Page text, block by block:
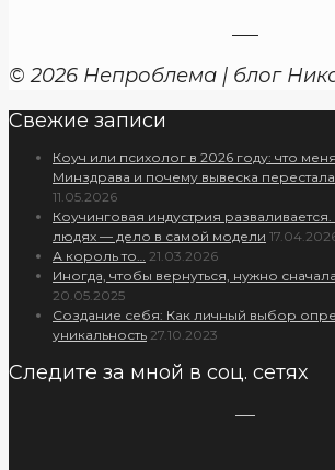
© 2026 Непроблема | блог
Свежие записи
Коуч или психолог в 2026 году: что
Минздрава и почему вывеска перестала
11.05.2026
Коучинговая индустрия
людях — дело в самой модели
А король то…
21.03.2026
Иногда, чтобы вернуться, нужно
20.05.2025
Создание себя: Как личный выбор
уникальность 27.10.2023
Следите за мной в соц. сетях